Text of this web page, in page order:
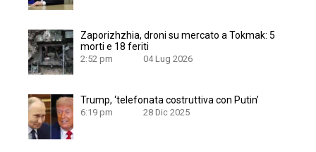
Zaporizhzhia, droni su mercato a Tokmak: 5
morti e 18 feriti
2:52 pm 04 Lug 2026
Trump, ‘telefonata costruttiva con Putin’
6:19 pm 28 Dic 2025